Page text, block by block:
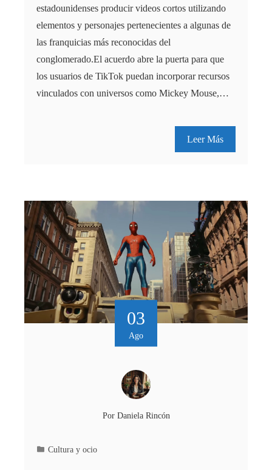
estadounidenses producir videos cortos utilizando
elementos y personajes pertenecientes a algunas de
las franquicias más reconocidas del
conglomerado.El acuerdo abre la puerta para que
los usuarios de TikTok puedan incorporar recursos
vinculados con universos como Mickey Mouse,…
Leer Más
03
Ago
Por Daniela Rincón
Cultura y ocio